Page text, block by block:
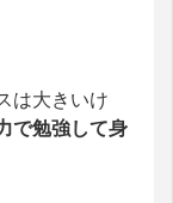
は大きいけ
で勉強して身